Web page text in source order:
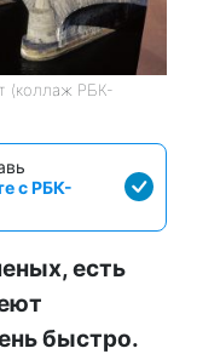
(коллаж РБК-
с РБК-
есть
быстро.